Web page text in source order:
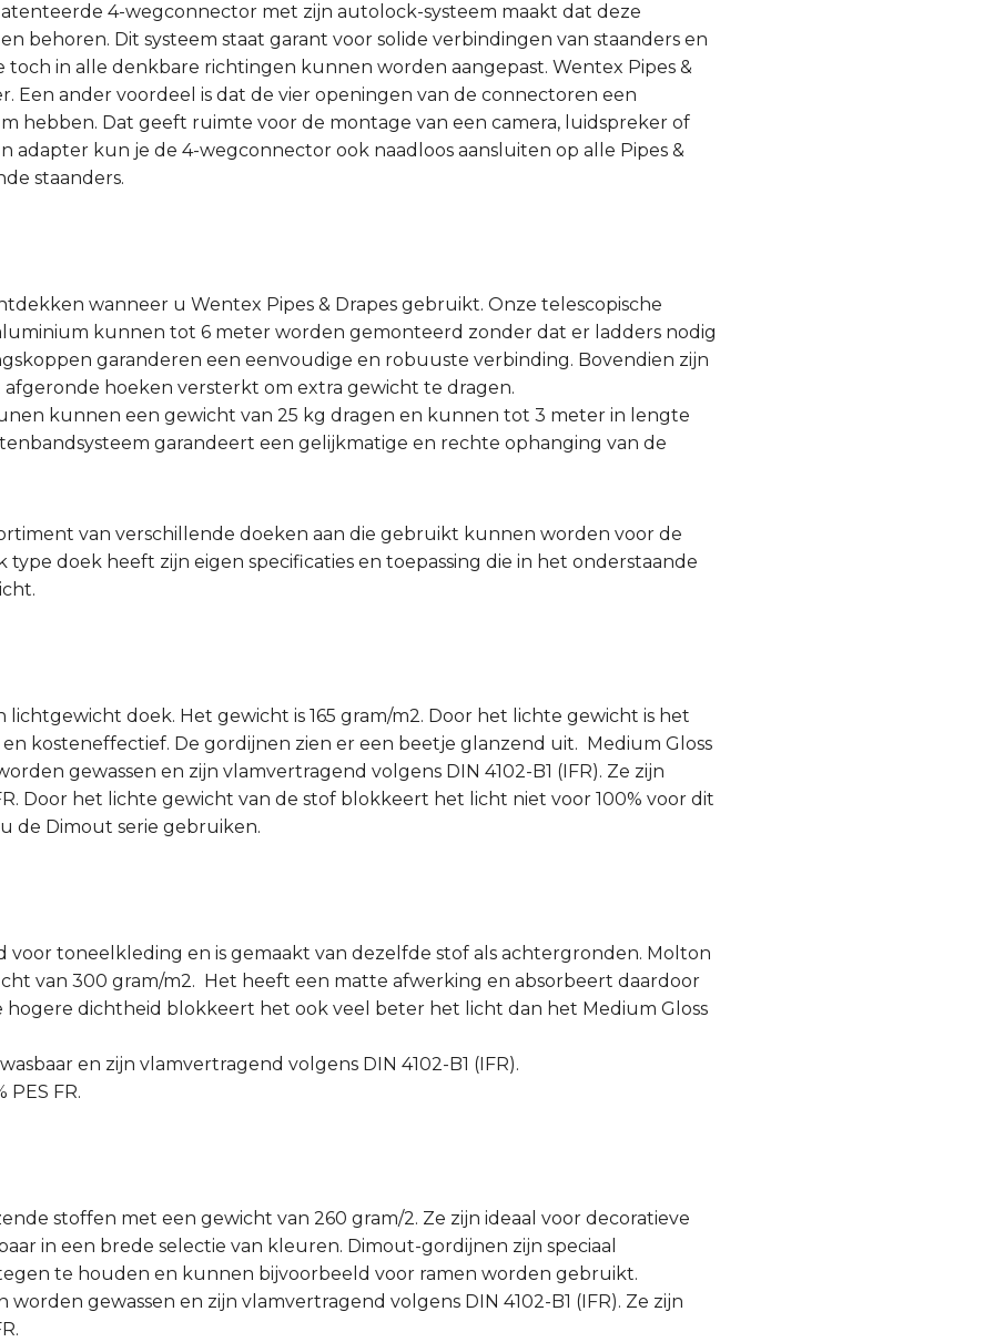
4-wegconnector met zijn autolock-systeem maakt dat deze
behoren. Dit systeem staat garant voor solide verbindingen van staanders en
in alle denkbare richtingen kunnen worden aangepast. Wentex Pipes &
Een ander voordeel is dat de vier openingen van de connectoren een
hebben. Dat geeft ruimte voor de montage van een camera, luidspreker of
adapter kun je de 4-wegconnector ook naadloos aansluiten op alle Pipes &
staanders.
wanneer u Wentex Pipes & Drapes gebruikt. Onze telescopische
kunnen tot 6 meter worden gemonteerd zonder dat er ladders nodig
garanderen een eenvoudige en robuuste verbinding. Bovendien zijn
hoeken versterkt om extra gewicht te dragen.
kunnen een gewicht van 25 kg dragen en kunnen tot 3 meter in lengte
garandeert een gelijkmatige en rechte ophanging van de
van verschillende doeken aan die gebruikt kunnen worden voor de
type doek heeft zijn eigen specificaties en toepassing die in het onderstaande
lichtgewicht doek. Het gewicht is 165 gram/m2. Door het lichte gewicht is het
kosteneffectief. De gordijnen zien er een beetje glanzend uit. Medium Gloss
gewassen en zijn vlamvertragend volgens DIN 4102-B1 (IFR). Ze zijn
Door het lichte gewicht van de stof blokkeert het licht niet voor 100% voor dit
de Dimout serie gebruiken.
voor toneelkleding en is gemaakt van dezelfde stof als achtergronden. Molton
van 300 gram/m2. Het heeft een matte afwerking en absorbeert daardoor
hogere dichtheid blokkeert het ook veel beter het licht dan het Medium Gloss
en zijn vlamvertragend volgens DIN 4102-B1 (IFR).
PES FR.
stoffen met een gewicht van 260 gram/2. Ze zijn ideaal voor decoratieve
in een brede selectie van kleuren. Dimout-gordijnen zijn speciaal
te houden en kunnen bijvoorbeeld voor ramen worden gebruikt.
gewassen en zijn vlamvertragend volgens DIN 4102-B1 (IFR). Ze zijn